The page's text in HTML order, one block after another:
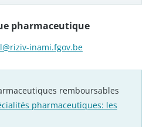
remboursables
pharmaceutiques: les
pharmaceutique
inami.fgov.be